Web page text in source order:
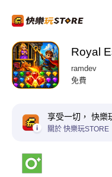
Royal
ramdev
免費
享受一切， 快樂
關於 快樂玩STORE